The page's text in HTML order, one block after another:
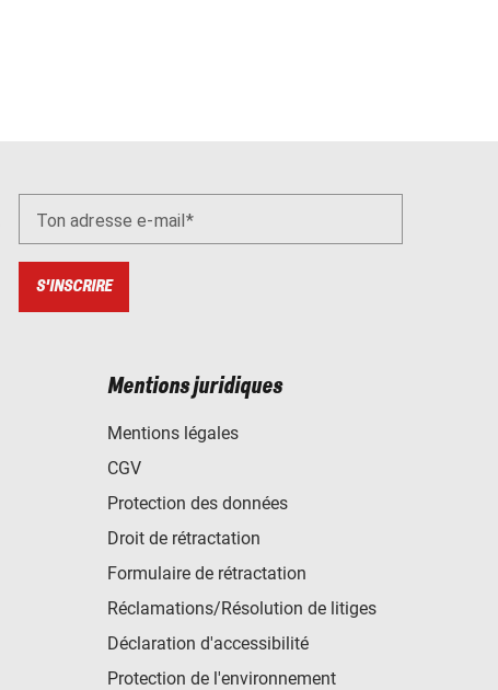
Ton adresse e-mail
S'INSCRIRE
Mentions juridiques
Mentions légales
CGV
Protection des données
Droit de rétractation
Formulaire de rétractation
Réclamations/Résolution de litiges
Déclaration d'accessibilité
Protection de l'environnement